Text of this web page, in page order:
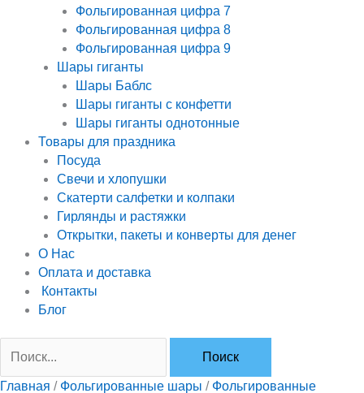
Фольгированная цифра 7
Фольгированная цифра 8
Фольгированная цифра 9
Шары гиганты
Шары Баблс
Шары гиганты с конфетти
Шары гиганты однотонные
Товары для праздника
Посуда
Свечи и хлопушки
Скатерти салфетки и колпаки
Гирлянды и растяжки
Открытки, пакеты и конверты для денег
О Нас
Оплата и доставка
Контакты
Блог
Главная / Фольгированные шары / Фольгированные